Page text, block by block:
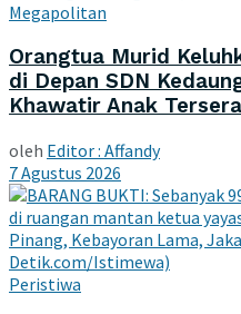
Megapolitan
Orangtua Murid
di Depan SDN
Khawatir Anak
oleh Editor : Affandy
7 Agustus 2026
Peristiwa